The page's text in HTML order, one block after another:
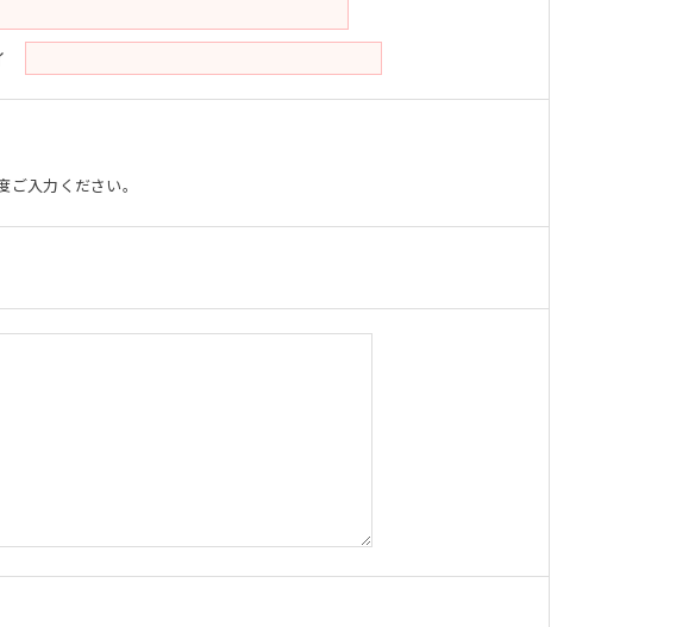
入力ください。